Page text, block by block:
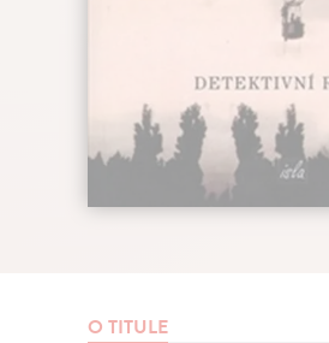
O TITULE